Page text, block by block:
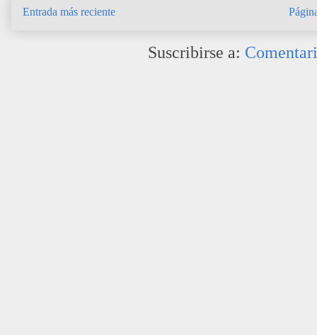
Entrada más reciente
Suscribirse a: